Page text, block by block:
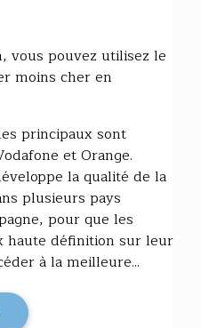
vous pouvez utilisez le
moins cher en
principaux sont
et Orange.
la qualité de la
plusieurs pays
pour que les
haute définition sur leur
à la meilleure...